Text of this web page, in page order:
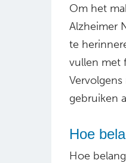
Om het
Alzheimer
te
vullen met
gebruiken
Hoe
Hoe